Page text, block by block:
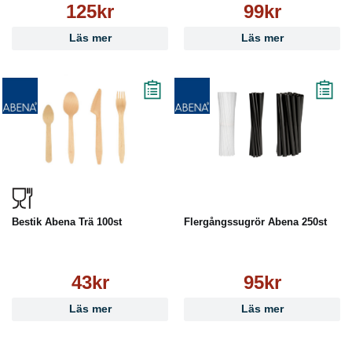
125kr
Läs mer
99kr
Läs mer
Bestik Abena Trä 100st
43kr
Läs mer
Flergångssugrör Abena 250st
95kr
Läs mer